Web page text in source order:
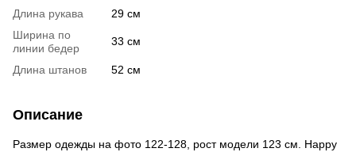
Длина рукава
29 см
Ширина по
линии бедер
33 см
Длина штанов 52 см
Описание
Размер одежды на фото 122-128, рост модели 123 см. Happy